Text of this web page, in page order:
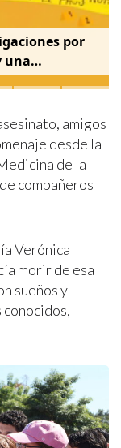
por
una
de agosto
amigos
desde la
de la
compañeros
Verónica
morir de esa
sueños y
conocidos,